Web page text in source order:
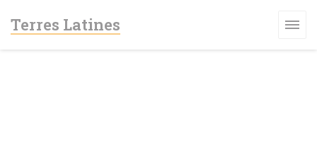
Terres Latines